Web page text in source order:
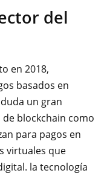
del
en 2018,
basados en
un gran
blockchain como
para pagos en
virtuales que
la tecnología